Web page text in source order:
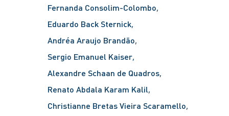
Fernanda Consolim-Colombo
Eduardo Back Sternick
Andréa Araujo Brandão
Sergio Emanuel Kaiser
Alexandre Schaan de Quadros
Renato Abdala Karam Kalil
Christianne Bretas Vieira Scaramello